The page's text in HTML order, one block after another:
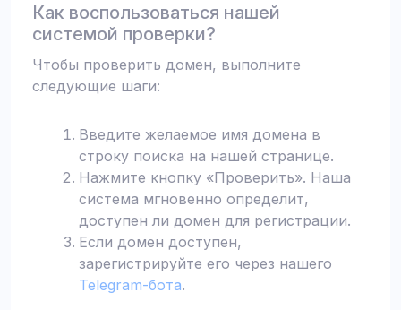
Как воспользоваться нашей
системой проверки?
Чтобы проверить домен, выполните
следующие шаги:
Введите желаемое имя домена в
строку поиска на нашей странице.
Нажмите кнопку «Проверить». Наша
система мгновенно определит,
доступен ли домен для регистрации.
Если домен доступен,
зарегистрируйте его через нашего
Telegram-бота.